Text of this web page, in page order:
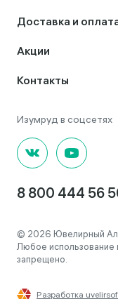
Доставка и
Акции
Контакты
8 800 444 56
© 2026 Ювелирный
Любое использование
запрещено.
Разработка